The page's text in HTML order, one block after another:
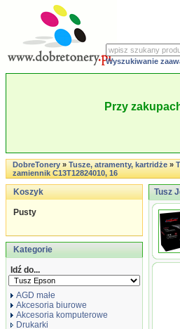
Wyszukiwanie
Przy
DobreTonery»Tusze, atramenty, kartridże»
zamiennik C13T12824010, 16
Koszyk
Pusty
Kategorie
Idź do...
AGD małe
Akcesoria biurowe
Akcesoria komputerowe
Drukarki
Tusz